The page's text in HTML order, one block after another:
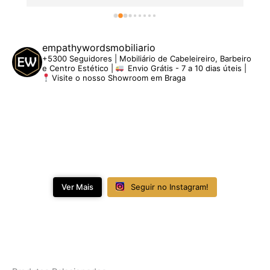
empathywordsmobiliario
+5300 Seguidores | Mobiliário de Cabeleireiro, Barbeiro
e Centro Estético |
Envio Grátis - 7 a 10 dias úteis |
Visite o nosso Showroom em Braga
Ver Mais Seguir no Instagram!